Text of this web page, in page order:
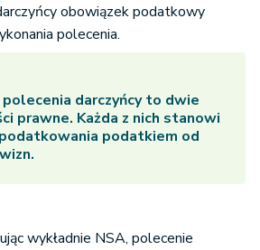
obowiązek podatkowy
polecenia.
darczyńcy to dwie
prawne. Każda z nich stanowi
podatkiem od
wykładnie NSA, polecenie